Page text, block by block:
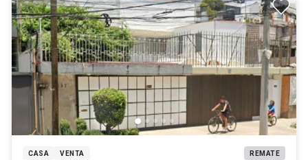
CASA VENTA REMATE